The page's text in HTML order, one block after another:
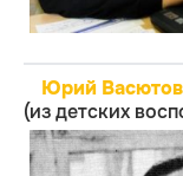
Юрий
(из детских